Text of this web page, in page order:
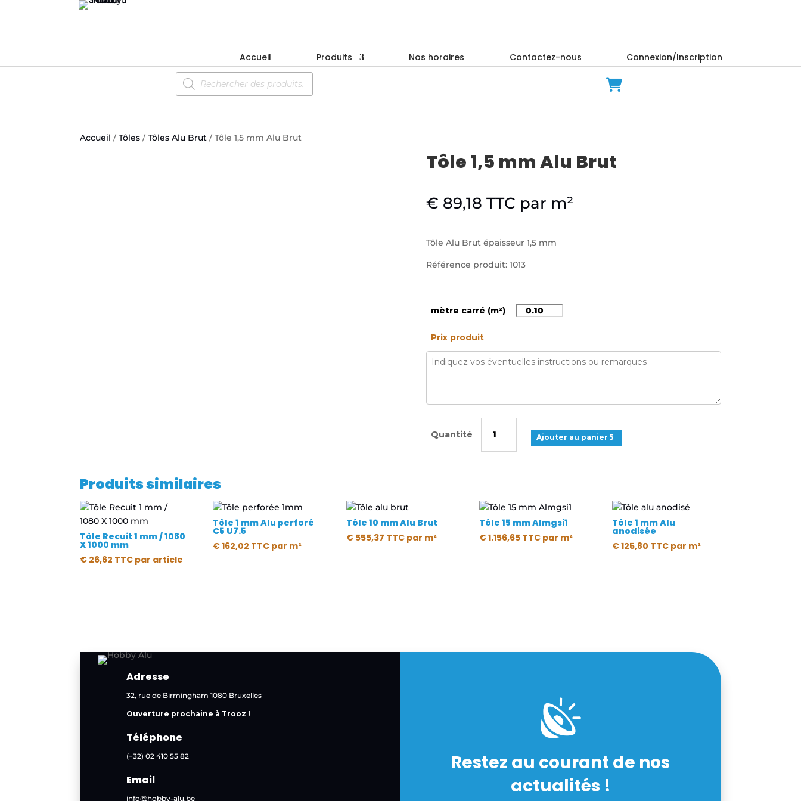
Accueil Produits Nos horaires Contactez-nous Connexion/Inscription
Recherche
de
produits
Accueil /Tôles /Tôles Alu Brut / Tôle 1,5 mm Alu Brut
Tôle 1,5 mm Alu Brut
€ 89,18 TTC par m²
Tôle Alu Brut épaisseur 1,5 mm
Référence produit: 1013
mètre carré (m²)
Prix produit
Tôle
Brut
Ajouter au panier
Produits similaires
Tôle Recuit 1 mm / 1080
X 1000 mm
€ 26,62 TTC par article
Tôle 1 mm Alu perforé
C5 U7.5
€162,02 TTC par m²
Tôle 10 mm Alu Brut
€555,37 TTCpar m²
Tôle 15 mm Almgsi1
€1.156,65 TTCpar m²
Tôle 1 mm Alu
anodisée
€125,80 TTCpar m²
Adresse
32, rue de Birmingham 1080 Bruxelles
Ouverture prochaine à Trooz !
Téléphone
(+32) 02 410 55 82
Email
info@hobby-alu.be
Restez au courant de nos
actualités !